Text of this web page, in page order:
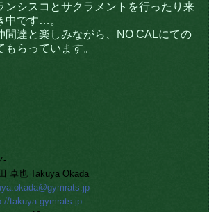
ンシスコとサクラメントを行ったり来
中です…。
間達と楽しみながら、NO CALにての
らっています。
-
也 Takuya Okada
takuya.gymrats.jp